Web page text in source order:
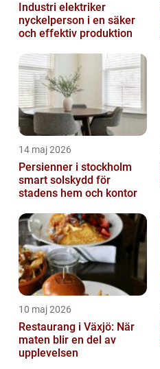
Industri elektriker
nyckelperson i en säker
och effektiv produktion
14 maj 2026
Persienner i stockholm
smart solskydd för
stadens hem och kontor
10 maj 2026
Restaurang i Växjö: När
maten blir en del av
upplevelsen